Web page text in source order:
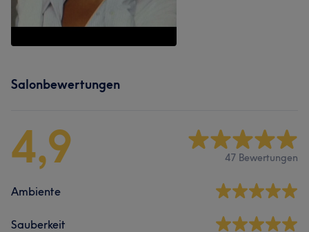
Salonbewertungen
4,9 47 Bewertungen
Ambiente
Sauberkeit